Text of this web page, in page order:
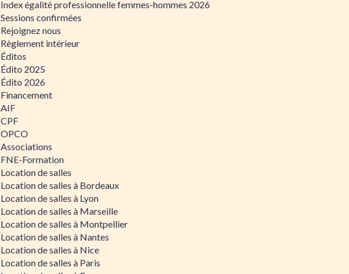
Index égalité professionnelle femmes-hommes 2026
Sessions confirmées
Rejoignez nous
Règlement intérieur
Éditos
Édito 2025
Édito 2026
Financement
AIF
CPF
OPCO
Associations
FNE-Formation
Location de salles
Location de salles à Bordeaux
Location de salles à Lyon
Location de salles à Marseille
Location de salles à Montpellier
Location de salles à Nantes
Location de salles à Nice
Location de salles à Paris